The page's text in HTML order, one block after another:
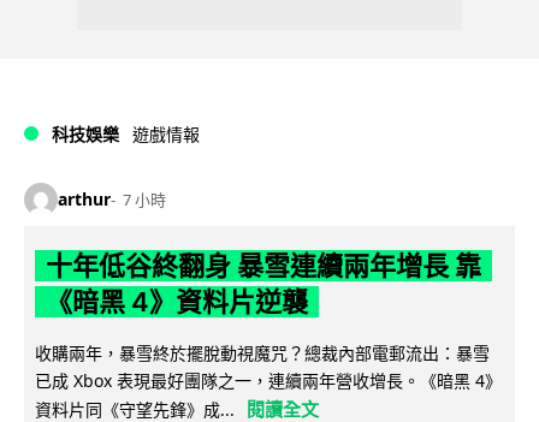
科技娛樂 遊戲情報
arthur 7 小時
十年低谷終翻身 暴雪連續兩年增長 靠
《暗黑 4》資料片逆襲
收購兩年，暴雪終於擺脫動視魔咒？總裁內部電郵流出：暴雪
已成 Xbox 表現最好團隊之一，連續兩年營收增長。《暗黑 4》
資料片同《守望先鋒》成...
閱讀全文